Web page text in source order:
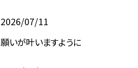
2026/07/11
願いが叶いますように